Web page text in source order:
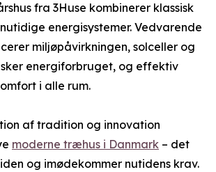
fra 3Huse kombinerer klassisk
energisystemer. Vedvarende
miljøpåvirkningen, solceller og
energiforbruget, og effektiv
i alle rum.
af tradition og innovation
moderne træhus i Danmark – det
og imødekommer nutidens krav.